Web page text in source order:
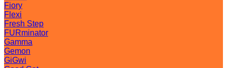
Fiory
Flexi
Fresh Step
FURminator
Gamma
Gemon
GiGwi